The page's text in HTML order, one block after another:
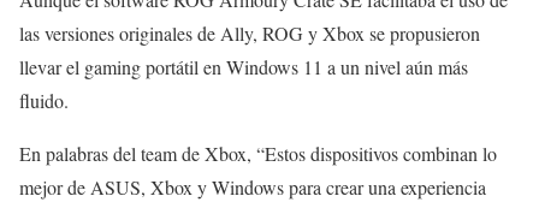
las versiones originales de Ally, ROG y Xbox se propusieron
llevar el gaming portátil en Windows 11 a un nivel aún más
fluido.
En palabras del team de Xbox, “Estos dispositivos combinan lo
mejor de ASUS, Xbox y Windows para crear una experiencia